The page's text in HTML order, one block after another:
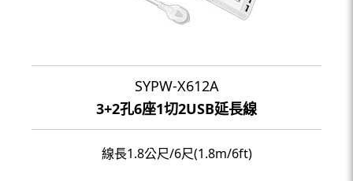
SYPW-X612A
3+2孔6座1切2USB延長線
線長1.8公尺/6尺(1.8m/6ft)